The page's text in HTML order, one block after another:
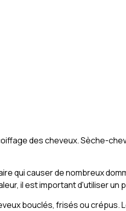
des cheveux. Sèche-
qui causer de nombreux
il est important d'utiliser
bouclés, frisés ou